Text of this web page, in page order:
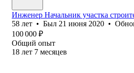
Инженер Начальник участка
58 лет • Был 21 июня 2020 •
100 000 ₽
Общий опыт
18 лет 7 месяцев